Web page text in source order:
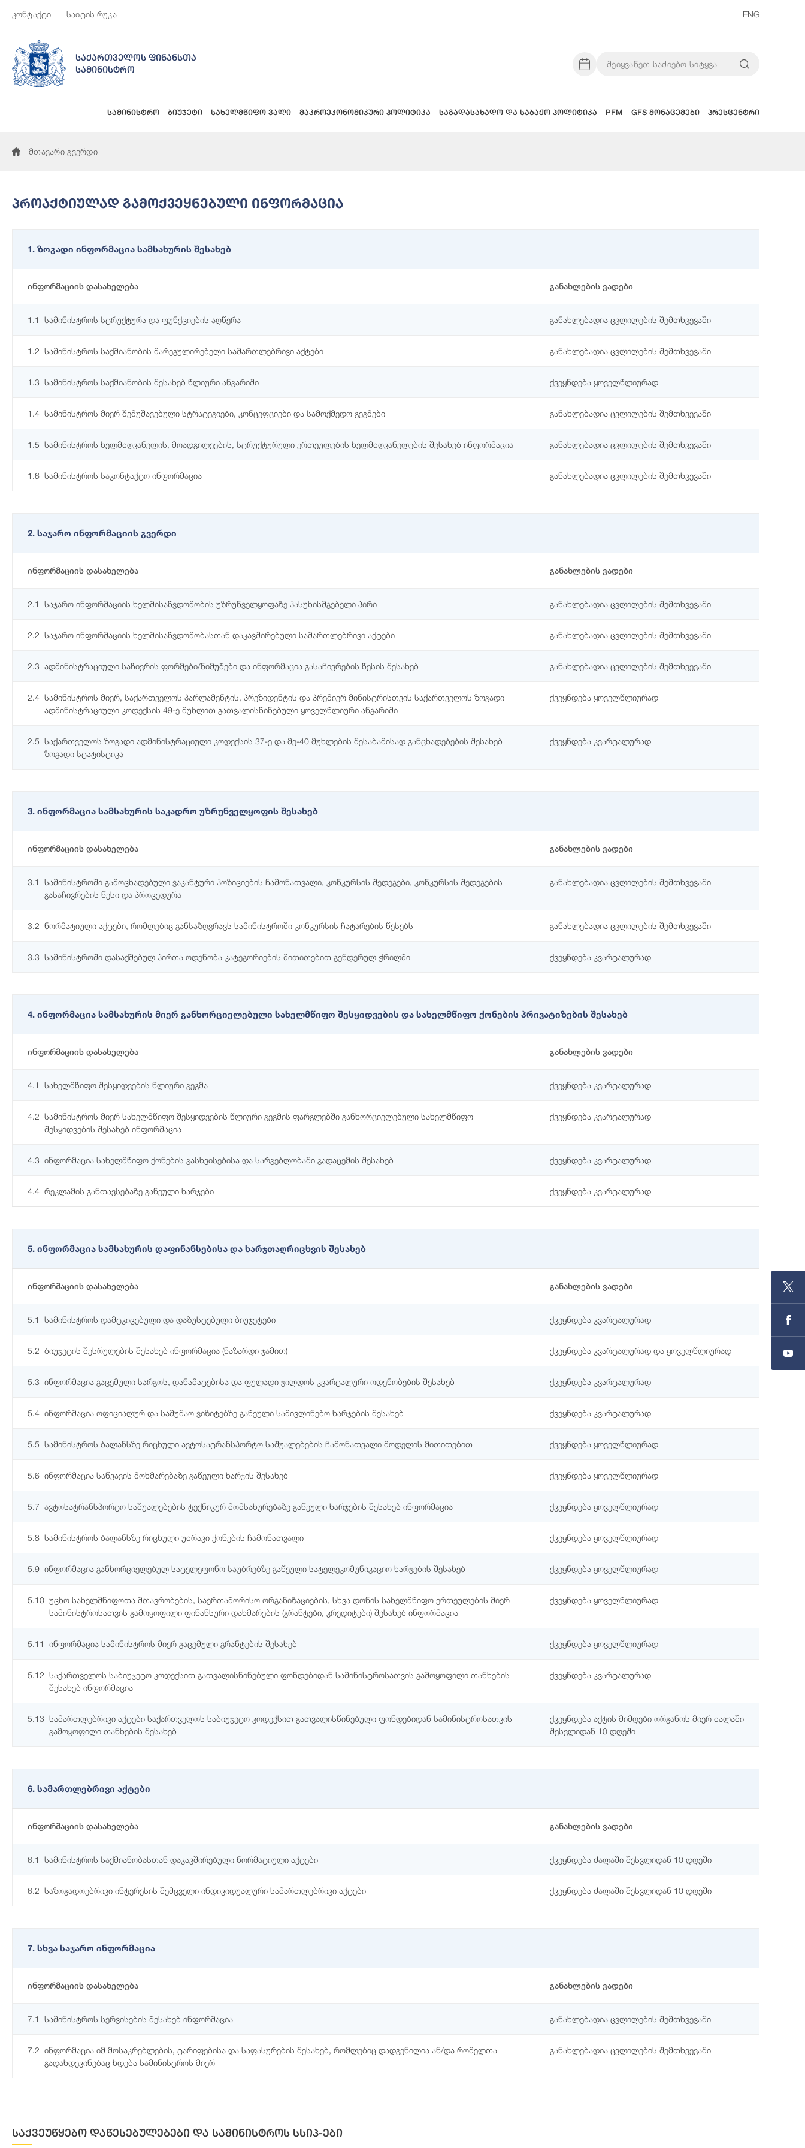
კონტაქტი საიტის რუკა ENG
საქართველოს ფინანსთა
სამინისტრო
სამინისტრო ბიუჯეტი სახელმწიფო ვალი მაკროეკონომიკური პოლიტიკა საგადასახადო და საბაჟო პოლიტიკა PFM GFS მონაცემები პრესცენტრი
მთავარი გვერდი
Პროაქტიულად Გამოქვეყნებული Ინფორმაცია
1. ზოგადი ინფორმაცია სამსახურის შესახებ
ინფორმაციის დასახელება განახლების ვადები
1.1 სამინისტროს სტრუქტურა და ფუნქციების აღწერა განახლებადია ცვლილების შემთხვევაში
1.2 სამინისტროს საქმიანობის მარეგულირებელი სამართლებრივი აქტები განახლებადია ცვლილების შემთხვევაში
1.3 სამინისტროს საქმიანობის შესახებ წლიური ანგარიში ქვეყნდება ყოველწლიურად
1.4 სამინისტროს მიერ შემუშავებული სტრატეგიები, კონცეფციები და სამოქმედო გეგმები განახლებადია ცვლილების შემთხვევაში
1.5 სამინისტროს ხელმძღვანელის, მოადგილეების, სტრუქტურული ერთეულების ხელმძღვანელების შესახებ ინფორმაცია განახლებადია ცვლილების შემთხვევაში
1.6 სამინისტროს საკონტაქტო ინფორმაცია განახლებადია ცვლილების შემთხვევაში
2. საჯარო ინფორმაციის გვერდი
ინფორმაციის დასახელება განახლების ვადები
2.1 საჯარო ინფორმაციის ხელმისაწვდომობის უზრუნველყოფაზე პასუხისმგებელი პირი განახლებადია ცვლილების შემთხვევაში
2.2 საჯარო ინფორმაციის ხელმისაწვდომობასთან დაკავშირებული სამართლებრივი აქტები განახლებადია ცვლილების შემთხვევაში
2.3 ადმინისტრაციული საჩივრის ფორმები/ნიმუშები და ინფორმაცია გასაჩივრების წესის შესახებ განახლებადია ცვლილების შემთხვევაში
2.4 სამინისტროს მიერ, საქართველოს პარლამენტის, პრეზიდენტის და პრემიერ მინისტრისთვის საქართველოს ზოგადი
ადმინისტრაციული კოდექსის 49-ე მუხლით გათვალისწინებული ყოველწლიური ანგარიში
ქვეყნდება ყოველწლიურად
2.5 საქართველოს ზოგადი ადმინისტრაციული კოდექსის 37-ე და მე-40 მუხლების შესაბამისად განცხადებების შესახებ
ზოგადი სტატისტიკა
ქვეყნდება კვარტალურად
3. ინფორმაცია სამსახურის საკადრო უზრუნველყოფის შესახებ
ინფორმაციის დასახელება განახლების ვადები
3.1
სამინისტროში გამოცხადებული ვაკანტური პოზიციების ჩამონათვალი, კონკურსის შედეგები, კონკურსის შედეგების
გასაჩივრების წესი და პროცედურა
განახლებადია ცვლილების შემთხვევაში
3.2 ნორმატიული აქტები, რომლებიც განსაზღვრავს სამინისტროში კონკურსის ჩატარების წესებს განახლებადია ცვლილების შემთხვევაში
3.3 სამინისტროში დასაქმებულ პირთა ოდენობა კატეგორიების მითითებით გენდერულ ჭრილში ქვეყნდება კვარტალურად
4. ინფორმაცია სამსახურის მიერ განხორციელებული სახელმწიფო შესყიდვების და სახელმწიფო ქონების პრივატიზების შესახებ
ინფორმაციის დასახელება განახლების ვადები
4.1 სახელმწიფო შესყიდვების წლიური გეგმა ქვეყნდება კვარტალურად
4.2 სამინისტროს მიერ სახელმწიფო შესყიდვების წლიური გეგმის ფარგლებში განხორციელებული სახელმწიფო
შესყიდვების შესახებ ინფორმაცია
ქვეყნდება კვარტალურად
4.3 ინფორმაცია სახელმწიფო ქონების გასხვისებისა და სარგებლობაში გადაცემის შესახებ ქვეყნდება კვარტალურად
4.4 რეკლამის განთავსებაზე გაწეული ხარჯები ქვეყნდება კვარტალურად
5. ინფორმაცია სამსახურის დაფინანსებისა და ხარჯთაღრიცხვის შესახებ
ინფორმაციის დასახელება განახლების ვადები
5.1 სამინისტროს დამტკიცებული და დაზუსტებული ბიუჯეტები ქვეყნდება კვარტალურად
5.2 ბიუჯეტის შესრულების შესახებ ინფორმაცია (ნაზარდი ჯამით) ქვეყნდება კვარტალურად და ყოველწლიურად
5.3 ინფორმაცია გაცემული სარგოს, დანამატებისა და ფულადი ჯილდოს კვარტალური ოდენობების შესახებ ქვეყნდება კვარტალურად
5.4 ინფორმაცია ოფიციალურ და სამუშაო ვიზიტებზე გაწეული სამივლინებო ხარჯების შესახებ ქვეყნდება კვარტალურად
5.5 სამინისტროს ბალანსზე რიცხული ავტოსატრანსპორტო საშუალებების ჩამონათვალი მოდელის მითითებით ქვეყნდება ყოველწლიურად
5.6 ინფორმაცია საწვავის მოხმარებაზე გაწეული ხარჯის შესახებ ქვეყნდება ყოველწლიურად
5.7 ავტოსატრანსპორტო საშუალებების ტექნიკურ მომსახურებაზე გაწეული ხარჯების შესახებ ინფორმაცია ქვეყნდება ყოველწლიურად
5.8 სამინისტროს ბალანსზე რიცხული უძრავი ქონების ჩამონათვალი ქვეყნდება ყოველწლიურად
5.9 ინფორმაცია განხორციელებულ სატელეფონო საუბრებზე გაწეული სატელეკომუნიკაციო ხარჯების შესახებ ქვეყნდება ყოველწლიურად
5.10 უცხო სახელმწიფოთა მთავრობების, საერთაშორისო ორგანიზაციების, სხვა დონის სახელმწიფო ერთეულების მიერ
სამინისტროსათვის გამოყოფილი ფინანსური დახმარების (გრანტები, კრედიტები) შესახებ ინფორმაცია
ქვეყნდება ყოველწლიურად
5.11 ინფორმაცია სამინისტროს მიერ გაცემული გრანტების შესახებ ქვეყნდება ყოველწლიურად
5.12 საქართველოს საბიუჯეტო კოდექსით გათვალისწინებული ფონდებიდან სამინისტროსათვის გამოყოფილი თანხების
შესახებ ინფორმაცია
ქვეყნდება კვარტალურად
5.13 სამართლებრივი აქტები საქართველოს საბიუჯეტო კოდექსით გათვალისწინებული ფონდებიდან სამინისტროსათვის
გამოყოფილი თანხების შესახებ
ქვეყნდება აქტის მიმღები ორგანოს მიერ ძალაში
შესვლიდან 10 დღეში
6. სამართლებრივი აქტები
ინფორმაციის დასახელება განახლების ვადები
6.1 სამინისტროს საქმიანობასთან დაკავშირებული ნორმატიული აქტები ქვეყნდება ძალაში შესვლიდან 10 დღეში
6.2 საზოგადოებრივი ინტერესის შემცველი ინდივიდუალური სამართლებრივი აქტები ქვეყნდება ძალაში შესვლიდან 10 დღეში
7. სხვა საჯარო ინფორმაცია
ინფორმაციის დასახელება განახლების ვადები
7.1 სამინისტროს სერვისების შესახებ ინფორმაცია განახლებადია ცვლილების შემთხვევაში
7.2 ინფორმაცია იმ მოსაკრებლების, ტარიფებისა და საფასურების შესახებ, რომლებიც დადგენილია ან/და რომელთა
გადახდევინებაც ხდება სამინისტროს მიერ
განახლებადია ცვლილების შემთხვევაში
საქვეუწყებო დაწესებულებები და სამინისტროს სსიპ-ები